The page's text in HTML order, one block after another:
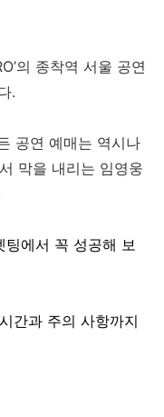
의 종착역 서울 공연
.
공연 예매는 역시나
막을 내리는 임영웅
에서 꼭 성공해 보
간과 주의 사항까지